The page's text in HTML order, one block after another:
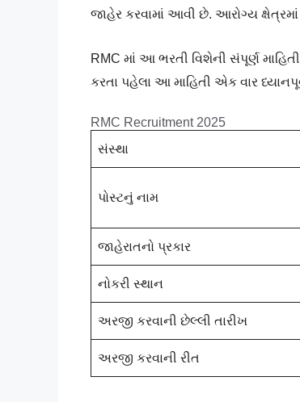
જાહેર કરવામાં આવી છે. આરોગ્ય ક્ષેત્રમાં
RMC માં આ ભરતી વિશેની સંપૂર્ણ
કરતા પહેલા આ માહિતી એક વાર
RMC Recruitment 2025
સંસ્થા
પોસ્ટનું નામ
જાહેરાતનો પ્રકાર
નોકરી સ્થાન
અરજી કરવાની છેલ્લી તારીખ
અરજી કરવાની રીત